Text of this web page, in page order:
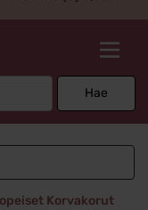
Hae
Korvakorut